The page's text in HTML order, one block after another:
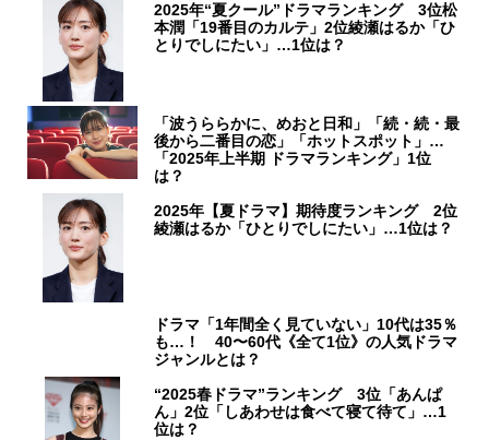
2025年“夏クール”ドラマランキング 3位松
本潤「19番目のカルテ」2位綾瀬はるか「ひ
とりでしにたい」…1位は？
「波うららかに、めおと日和」「続・続・最
後から二番目の恋」「ホットスポット」…
「2025年上半期 ドラマランキング」1位
は？
2025年【夏ドラマ】期待度ランキング 2位
綾瀬はるか「ひとりでしにたい」…1位は？
ドラマ「1年間全く見ていない」10代は35％
も…！ 40〜60代《全て1位》の人気ドラマ
ジャンルとは？
“2025春ドラマ”ランキング 3位「あんぱ
ん」2位「しあわせは食べて寝て待て」…1
位は？